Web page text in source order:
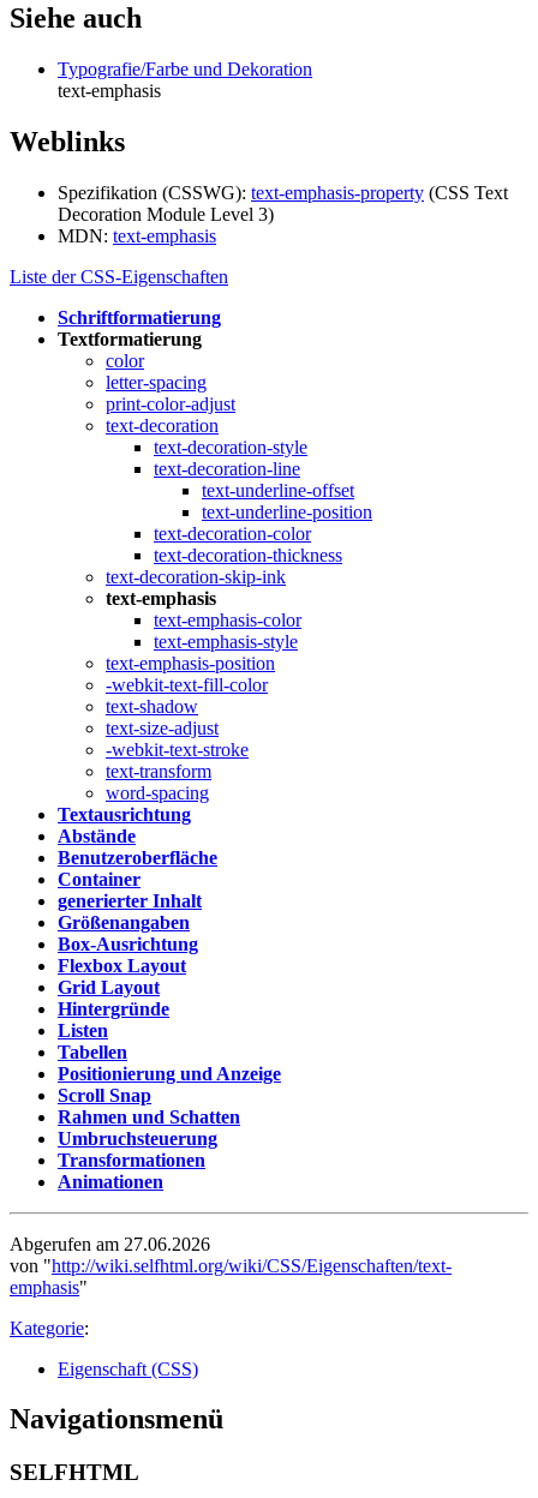
Siehe auch
Typografie/Farbe und Dekoration
text-emphasis
Weblinks
Spezifikation (CSSWG): text-emphasis-property (CSS Text
Decoration Module Level 3)
MDN: text-emphasis
Liste der CSS-Eigenschaften
Schriftformatierung
Textformatierung
color
letter-spacing
print-color-adjust
text-decoration
text-decoration-style
text-decoration-line
text-underline-offset
text-underline-position
text-decoration-color
text-decoration-thickness
text-decoration-skip-ink
text-emphasis
text-emphasis-color
text-emphasis-style
text-emphasis-position
-webkit-text-fill-color
text-shadow
text-size-adjust
-webkit-text-stroke
text-transform
word-spacing
Textausrichtung
Abstände
Benutzeroberfläche
Container
generierter Inhalt
Größenangaben
Box-Ausrichtung
Flexbox Layout
Grid Layout
Hintergründe
Listen
Tabellen
Positionierung und Anzeige
Scroll Snap
Rahmen und Schatten
Umbruchsteuerung
Transformationen
Animationen
Abgerufen am 27.06.2026
von "http://wiki.selfhtml.org/wiki/CSS/Eigenschaften/text-
emphasis"
Kategorie:
Eigenschaft (CSS)
Navigationsmenü
SELFHTML